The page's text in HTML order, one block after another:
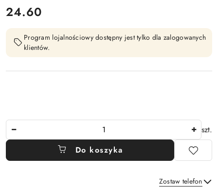
cena:
24.60
Program lojalnościowy dostępny jest tylko dla zalogowanych
klientów.
szt.
Do koszyka
Zostaw telefon